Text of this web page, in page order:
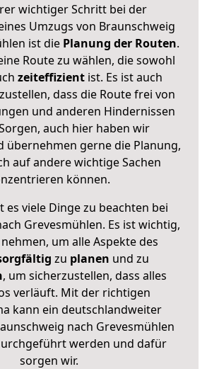
wichtiger Schritt bei der
Umzugs von Braunschweig
ist die Planung der Routen.
Route zu wählen, die sowohl
zeiteffizientist. Es ist auch
dass die Route frei von
und anderen Hindernissen
auch hier haben wir
übernehmen gerne die Planung,
auf andere wichtige Sachen
können.
es viele Dinge zu beachten bei
Grevesmühlen. Es ist wichtig,
um alle Aspekte des
zu planen und zu
, um sicherzustellen, dass alles
verläuft. Mit der richtigen
kann ein deutschlandweiter
nach Grevesmühlen
werden und dafür
sorgen wir.